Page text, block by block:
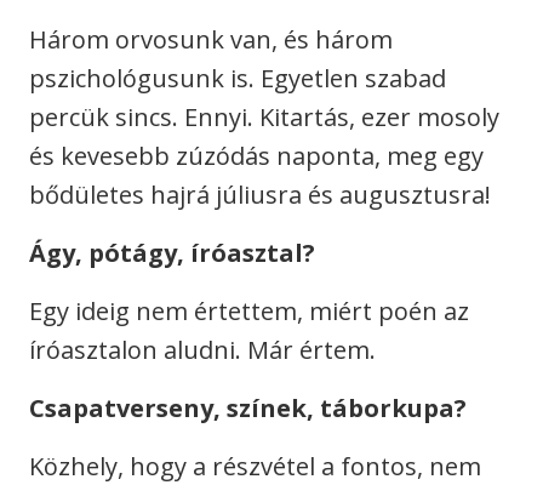
Három orvosunk van, és három
pszichológusunk is. Egyetlen szabad
percük sincs. Ennyi. Kitartás, ezer mosoly
és kevesebb zúzódás naponta, meg egy
bődületes hajrá júliusra és augusztusra!
Ágy, pótágy, íróasztal?
Egy ideig nem értettem, miért poén az
íróasztalon aludni. Már értem.
Csapatverseny, színek, táborkupa?
Közhely, hogy a részvétel a fontos, nem